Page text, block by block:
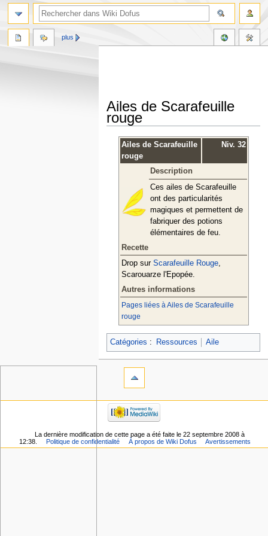
Ailes de Scarafeuille
rouge
Ailes de Scarafeuille
rouge
Niv. 32
Description
Ces ailes de Scarafeuille
ont des particularités
magiques et permettent de
fabriquer des potions
élémentaires de feu.
Recette
Drop sur Scarafeuille Rouge,
Scarouarze l'Epopée.
Autres informations
Pages liées à Ailes de Scarafeuille
rouge
Catégories : Ressources Aile
plus
La dernière modification de cette page a été faite le 22 septembre 2008 à
12:38.
Politique de confidentialité À propos de Wiki Dofus Avertissements